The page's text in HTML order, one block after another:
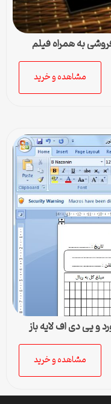
به همراه فیلم
مشاهده و خرید
و پی دی اف لایه باز
مشاهده و خرید